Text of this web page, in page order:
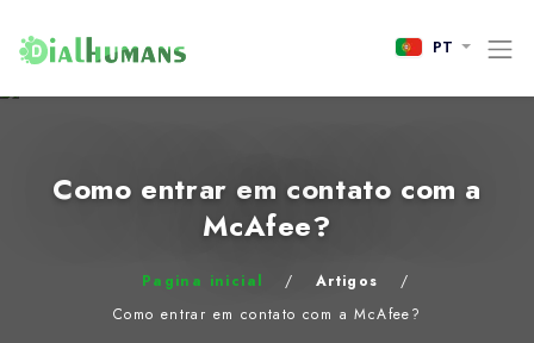
PT
Como entrar em contato com a
McAfee?
Pagina inicial / Artigos
/
Como entrar em contato com a McAfee?